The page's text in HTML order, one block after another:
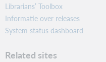
Librarians’ Toolbox
Informatie over releases
System status dashboard
Related sites